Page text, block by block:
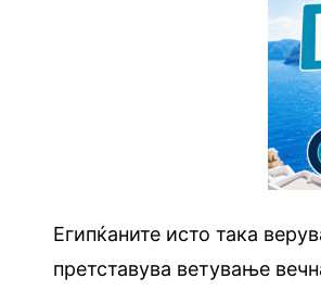
Египќаните исто така
претставува ветување